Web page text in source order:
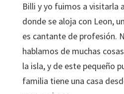
Billi y yo fuimos a visitarla
donde se aloja con Leon,
es cantante de profesión.
hablamos de muchas
la isla, y de este pequeño
familia tiene una casa